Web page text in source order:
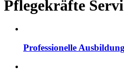
Pflegekräfte
Professionelle